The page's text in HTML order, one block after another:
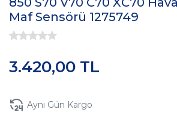
Maf Sensörü 1275749
3.420,00 TL
Aynı Gün Kargo